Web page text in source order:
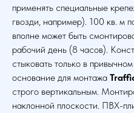
применять специальные
гвозди, например). 100 кв. м
вполне может быть
рабочий день (8 часов).
стыковать только в
основание для монтажа
строго вертикальным.
наклонной плоскости. ПВХ-